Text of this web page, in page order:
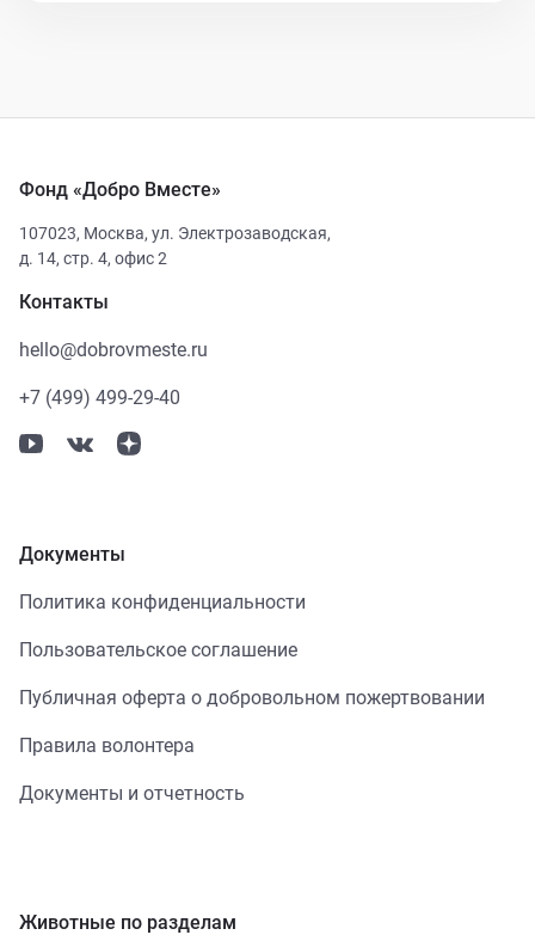
Фонд «Добро Вместе»
107023, Москва, ул. Электрозаводская,
д. 14, стр. 4, офис 2
Контакты
hello@dobrovmeste.ru
+7 (499) 499-29-40
Документы
Политика конфиденциальности
Пользовательское соглашение
Публичная оферта о добровольном пожертвовании
Правила волонтера
Документы и отчетность
Животные по разделам